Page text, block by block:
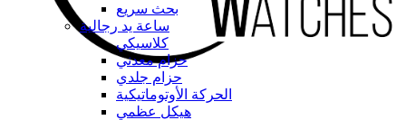
بحث سريع
ساعة يد رجالية
كلاسيكي
حزام معدني
حزام جلدي
الحركة الأوتوماتيكية
هيكل عظمي